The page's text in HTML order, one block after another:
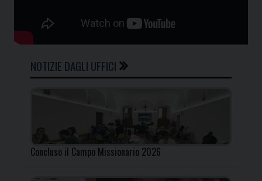
NOTIZIE DAGLI UFFICI
Concluso il Campo Missionario 2026